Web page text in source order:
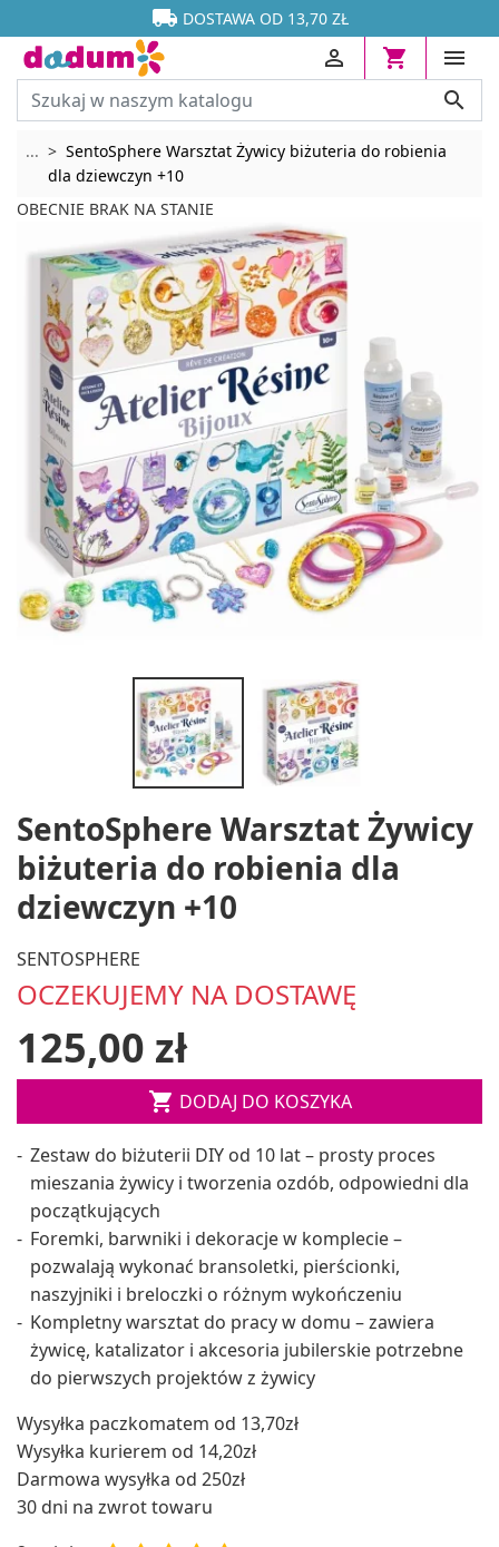

 DOSTAWA OD 13,70 ZŁ






... Rozwiń breadcrumbs
SentoSphere Warsztat Żywicy biżuteria do robienia
dla dziewczyn +10
OBECNIE BRAK NA STANIE
SentoSphere Warsztat Żywicy
biżuteria do robienia dla
dziewczyn +10
SENTOSPHERE
OCZEKUJEMY NA DOSTAWĘ
125,00 zł
 DODAJ DO KOSZYKA
Zestaw do biżuterii DIY od 10 lat – prosty proces
mieszania żywicy i tworzenia ozdób, odpowiedni dla
początkujących
Foremki, barwniki i dekoracje w komplecie –
pozwalają wykonać bransoletki, pierścionki,
naszyjniki i breloczki o różnym wykończeniu
Kompletny warsztat do pracy w domu – zawiera
żywicę, katalizator i akcesoria jubilerskie potrzebne
do pierwszych projektów z żywicy
Wysyłka paczkomatem od 13,70zł
Wysyłka kurierem od 14,20zł
Darmowa wysyłka od 250zł
30 dni na zwrot towaru